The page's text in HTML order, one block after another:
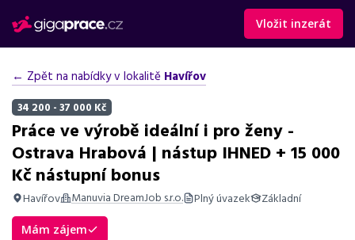
Vložit inzerát
← Zpět na nabídky v lokalitě Havířov
34 200 - 37 000 Kč
Práce ve výrobě ideální i pro ženy -
Ostrava Hrabová | nástup IHNED + 15 000
Kč nástupní bonus
Havířov Manuvia DreamJob s.r.o. Plný úvazek Základní
Shrnutí nabídky
Mám zájem